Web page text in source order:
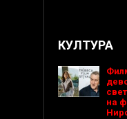
КУЛТУРА
на